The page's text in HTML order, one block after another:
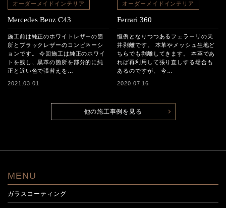
オーダーメイドインテリア
Mercedes Benz C43
施工前は純正のホワイトレザーの箇
所とブラックレザーのコンビネーシ
ョンです。 今回施工は純正のホワイ
トを残し、黒革の箇所を部分的に純
正と近い色で張替えを…
2021.03.01
オーダーメイドインテリア
Ferrari 360
恒例となりつつあるフェラーリの天
井剥離です。 本革やメッシュ生地ど
ちらでも剥離してきます。 本革であ
れば再利用して張り直しする場合も
あるのですが、 今…
2020.07.16
他の施工事例を見る
MENU
ガラスコーティング